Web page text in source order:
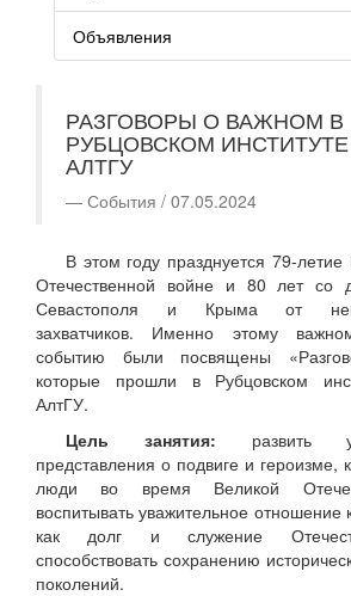
Объявления
РАЗГОВОРЫ О ВАЖНОМ В
РУБЦОВСКОМ
АЛТГУ
События / 07.05.2024
В этом году празднуется 79-
Отечественной войне и 80 лет со
Севастополя и Крыма от
захватчиков. Именно этому
событию были посвящены
которые прошли в Рубцовском
АлтГУ.
Цель занятия: развить у
представления о подвиге и героизме,
люди во время Великой
воспитывать уважительное отношение
как долг и служение
способствовать сохранению
поколений.